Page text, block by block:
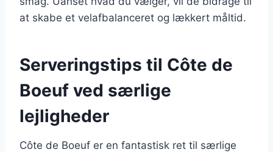
at skabe et velafbalanceret og lækkert måltid.
Serveringstips til Côte de
Boeuf ved særlige
lejligheder
Côte de Boeuf er en fantastisk ret til særlige